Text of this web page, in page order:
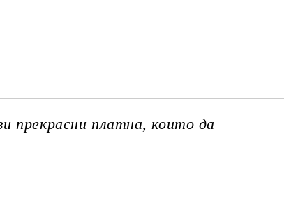
прекрасни платна, които да